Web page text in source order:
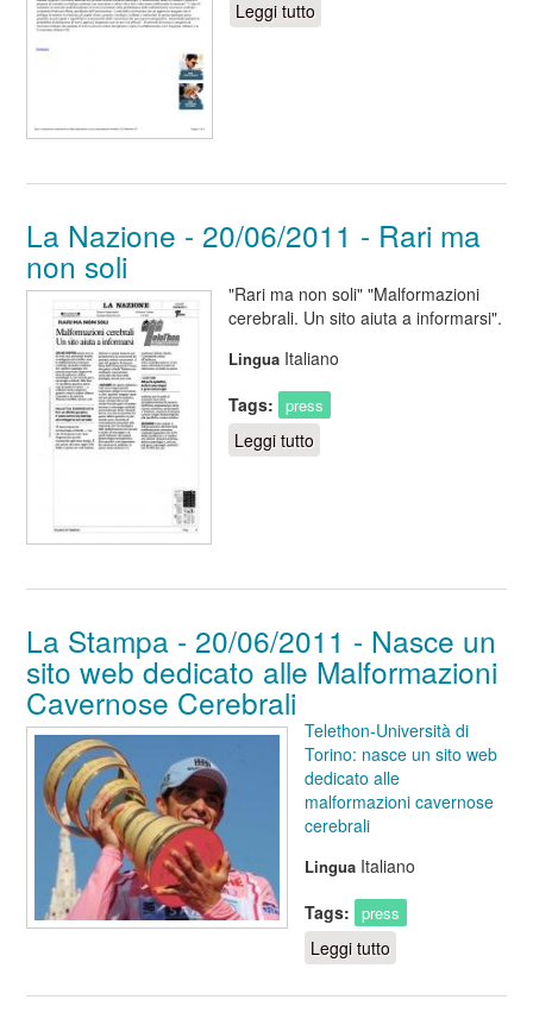
Leggi tutto
10/04/2012 - Malattie rare:
La Nazione - 20/06/2011 - Rari ma
non soli
"Rari ma non soli" "Malformazioni
cerebrali. Un sito aiuta a informarsi".
Lingua Italiano
Tags:
press
Leggi tutto
- Rari ma non soli
La Stampa - 20/06/2011 - Nasce un
sito web dedicato alle Malformazioni
Cavernose Cerebrali
Telethon-Università di
Torino: nasce un sito web
dedicato alle
malformazioni cavernose
cerebrali
Lingua Italiano
Tags:
press
Leggi tutto
20/06/2011 -
Nasce un sito web